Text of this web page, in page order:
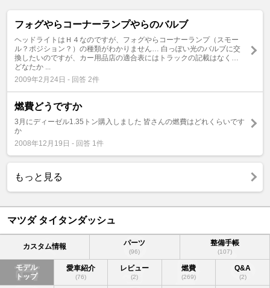
フォグやらコーナーランプやらのバルブ
ヘッドライトはＨ４なのですが、フォグやらコーナーランプ（スモー
ル？ポジション？）の種類がわかりません… 白っぽい光のバルブに交
換したいのですが、カー用品店の適合表にはトラックの記載はなく…
どなたか ...
2009年2月24日 - 回答 2件
燃費どうですか
3月にディーゼル1.35トン購入しました 皆さんの燃費はどれくらいです
か
2008年12月19日 - 回答 1件
もっと見る
マツダ タイタンダッシュ
カスタム情報 パーツ
(96)
整備手帳
(107)
モデル
トップ
愛車紹介
(76)
レビュー
(2)
燃費
(269)
Q&A
(2)